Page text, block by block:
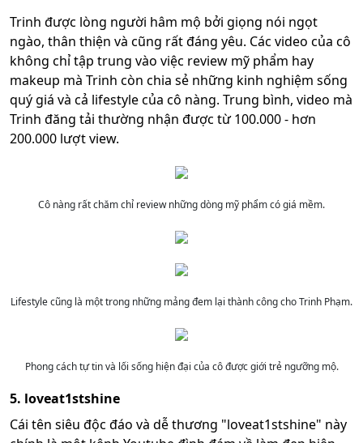
Trinh được lòng người hâm mộ bởi giọng nói ngọt
ngào, thân thiện và cũng rất đáng yêu. Các video của cô
không chỉ tập trung vào việc review mỹ phẩm hay
makeup mà Trinh còn chia sẻ những kinh nghiệm sống
quý giá và cả lifestyle của cô nàng. Trung bình, video mà
Trinh đăng tải thường nhận được từ 100.000 - hơn
200.000 lượt view.
Cô nàng rất chăm chỉ review những dòng mỹ phẩm có giá mềm.
Lifestyle cũng là một trong những mảng đem lại thành công cho Trinh Phạm.
Phong cách tự tin và lối sống hiện đại của cô được giới trẻ ngưỡng mộ.
5. loveat1stshine
Cái tên siêu độc đáo và dễ thương "loveat1stshine" này